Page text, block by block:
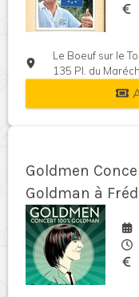
Le Boeuf sur le
135 Pl. du
Goldmen
Goldman à